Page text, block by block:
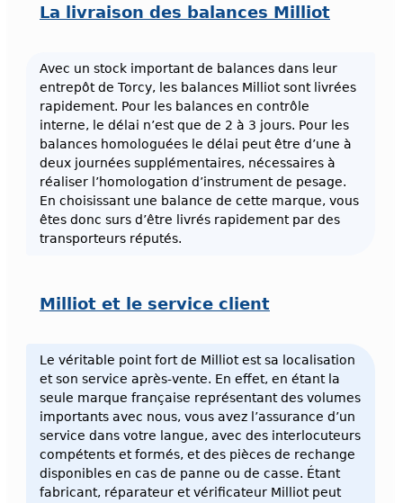
La livraison des balances Milliot
Avec un stock important de balances dans leur
entrepôt de Torcy, les balances Milliot sont livrées
rapidement. Pour les balances en contrôle
interne, le délai n’est que de 2 à 3 jours. Pour les
balances homologuées le délai peut être d’une à
deux journées supplémentaires, nécessaires à
réaliser l’homologation d’instrument de pesage.
En choisissant une balance de cette marque, vous
êtes donc surs d’être livrés rapidement par des
transporteurs réputés.
Milliot et le service client
Le véritable point fort de Milliot est sa localisation
et son service après-vente. En effet, en étant la
seule marque française représentant des volumes
importants avec nous, vous avez l’assurance d’un
service dans votre langue, avec des interlocuteurs
compétents et formés, et des pièces de rechange
disponibles en cas de panne ou de casse. Étant
fabricant, réparateur et vérificateur Milliot peut